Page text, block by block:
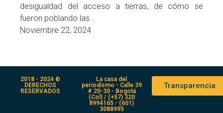
desigualdad del acceso a tierras, de cómo se
fueron poblando las...
Noviembre 22, 2024
2018 - 2024 ©
DERECHOS
RESERVADOS
La casa del
periodismo - Calle 39
# 20-30 - Bogotá
(Col) / (+57) 320
8994165 - (601)
3088995
Transparencia